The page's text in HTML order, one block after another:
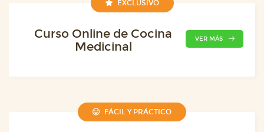
EXCLUSIVO
Curso Online de Cocina
Medicinal
VER MÁS
FÁCIL Y PRÁCTICO